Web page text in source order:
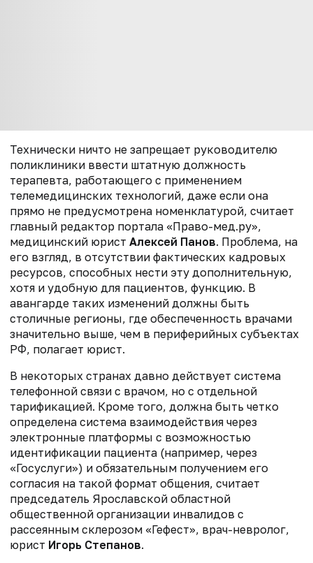
Технически ничто не запрещает руководителю
поликлиники ввести штатную должность
терапевта, работающего с применением
телемедицинских технологий, даже если она
прямо не предусмотрена номенклатурой, считает
главный редактор портала «Право-мед.ру»,
медицинский юрист Алексей Панов. Проблема, на
его взгляд, в отсутствии фактических кадровых
ресурсов, способных нести эту дополнительную,
хотя и удобную для пациентов, функцию. В
авангарде таких изменений должны быть
столичные регионы, где обеспеченность врачами
значительно выше, чем в периферийных субъектах
РФ, полагает юрист.
В некоторых странах давно действует система
телефонной связи с врачом, но с отдельной
тарификацией. Кроме того, должна быть четко
определена система взаимодействия через
электронные платформы с возможностью
идентификации пациента (например, через
«Госуслуги») и обязательным получением его
согласия на такой формат общения, считает
председатель Ярославской областной
общественной организации инвалидов с
рассеянным склерозом «Гефест», врач-невролог,
юрист Игорь Степанов.